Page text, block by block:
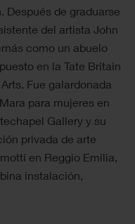
Después de graduarse
del artista John
como un abuelo
en la Tate Britain
Fue galardonada
para mujeres en
Gallery y su
privada de arte
en Reggio Emilia,
instalación,